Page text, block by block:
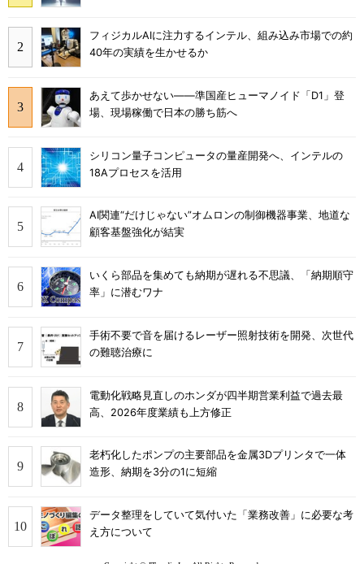
フィジカルAIに注力するインテル、組み込み市場での約
40年の実績を生かせるか
あえて歩かせない――準国産ヒューマノイド「D1」登
場、現場稼働で日本の勝ち筋へ
シリコン量子コンピュータの量産開発へ、インテルの
18Aプロセスを活用
AI関連“だけじゃない”オムロンの制御機器事業、地道な
顧客基盤強化が結実
いくら部品を集めても納期が遅れる不思議、「納期順守
率」に潜むワナ
手術不要で音を届けるレーザー照射技術を開発、次世代
の難聴治療に
電動化戦略見直しのホンダが四半期営業利益で過去最
高、2026年度業績も上方修正
老朽化したポンプの主要部品を金属3Dプリンタで一体
造形、納期を3分の1に短縮
データ整理をしていて気付いた「業務改善」に必要な考
え方について